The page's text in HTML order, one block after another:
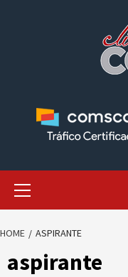
HOME ASPIRANTE
aspirante